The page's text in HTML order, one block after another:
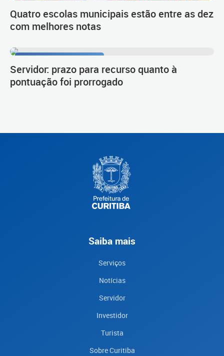
Quatro escolas municipais estão entre as dez
com melhores notas
Servidor: prazo para recurso quanto à
pontuação foi prorrogado
Saiba mais
Serviços
Notícias
Servidor
Investidor
Turista
Sobre Curitiba